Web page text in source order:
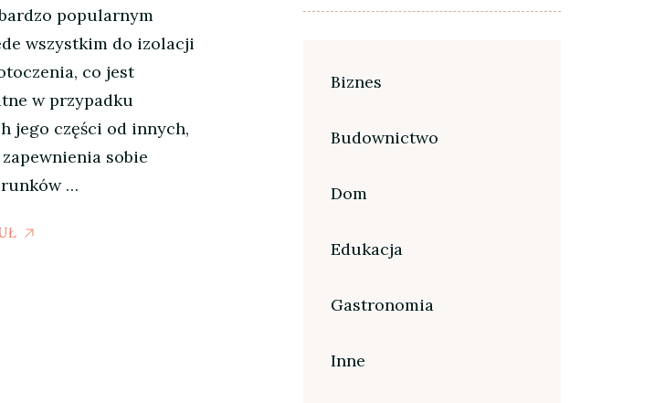
popularnym
wszystkim do izolacji
co jest
w przypadku
jego części od innych,
sobie
…
Biznes
Budownictwo
Dom
Edukacja
Gastronomia
Inne